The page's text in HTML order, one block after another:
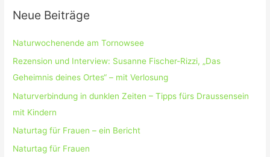
Neue Beiträge
Naturwochenende am Tornowsee
Rezension und Interview: Susanne Fischer-Rizzi, „Das
Geheimnis deines Ortes“ – mit Verlosung
Naturverbindung in dunklen Zeiten – Tipps fürs Draussensein
mit Kindern
Naturtag für Frauen – ein Bericht
Naturtag für Frauen